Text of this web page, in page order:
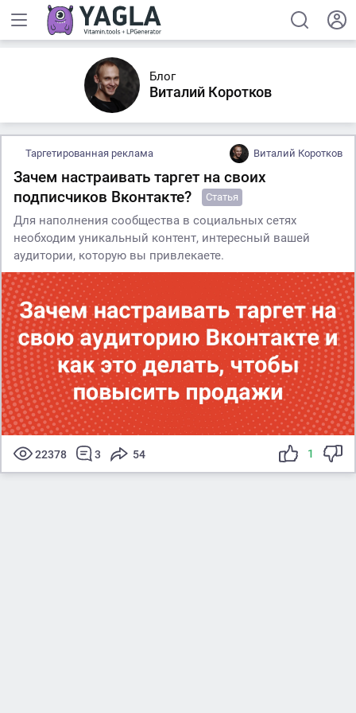
Блог
Виталий Коротков
Таргетированная реклама Виталий Коротков
Зачем настраивать таргет на своих
подписчиков Вконтакте?
Статья
Для наполнения сообщества в социальных сетях
необходим уникальный контент, интересный вашей
аудитории, которую вы привлекаете.
22378 3 54 1